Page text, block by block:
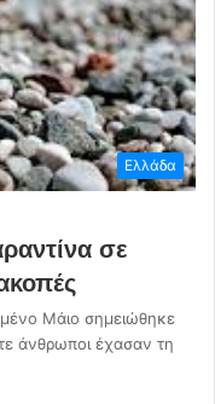
Ελλάδα
σε
Μάιο σημειώθηκε
άνθρωποι έχασαν τη